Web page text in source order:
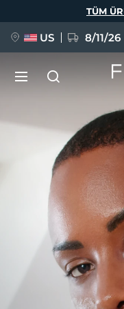
TÜM
US 8/11/26
YENİ
FAQ™ Pure
BREAKING NEWS
issa™ Teeth
Dil Seçimi
English
Français
Türkçe